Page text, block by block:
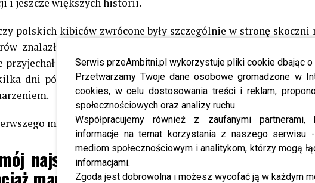
Serwis przeAmbitni.pl wykorzystuje pliki cookie dbając o
Przetwarzamy Twoje dane osobowe gromadzone w
cookies, w celu dostosowania treści i reklam,
społecznościowych oraz analizy ruchu.
Współpracujemy również z zaufanymi partnerami,
informacje na temat korzystania z naszego serwisu
mediom społecznościowym i analitykom, którzy mogą
informacjami.
Zgoda jest dobrowolna i możesz wycofać ją w każdym
polskich kibiców zwrócone były szczególnie w stronę skoczni
znalazł się 19-letni
przyjechał do Włoch wyłącznie po doświadczenie. Najpierw
dni później brąz na dużym obiekcie – taki scenariusz
medaluKacper Tomasiaknie krył emocji.
najszczęśliwszy dzień w sportowym